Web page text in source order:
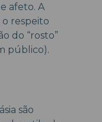
afeto. A
respeito
do “rosto”
público).
são